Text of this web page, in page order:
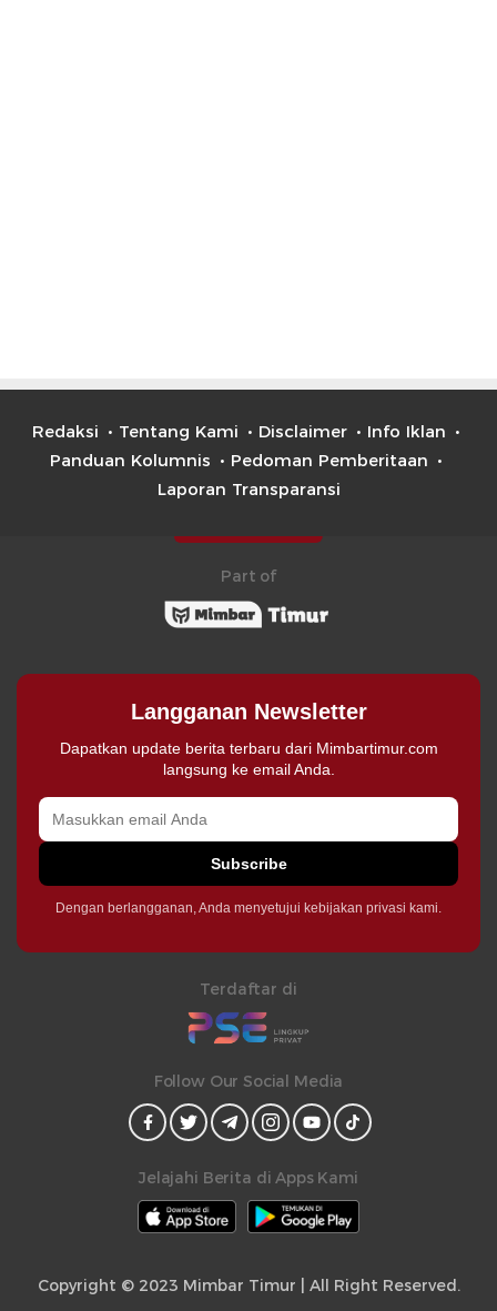
Redaksi Tentang Kami Disclaimer
Info Iklan
Panduan Kolumnis
Pedoman Pemberitaan
Laporan Transparansi
Part of
Langganan Newsletter
Dapatkan update berita terbaru dari Mimbartimur.com
langsung ke email Anda.
Subscribe
Dengan berlangganan, Anda menyetujui kebijakan privasi kami.
Terdaftar di
Follow Our Social Media
Jelajahi Berita di Apps Kami
Copyright © 2023 Mimbar Timur | All Right Reserved.